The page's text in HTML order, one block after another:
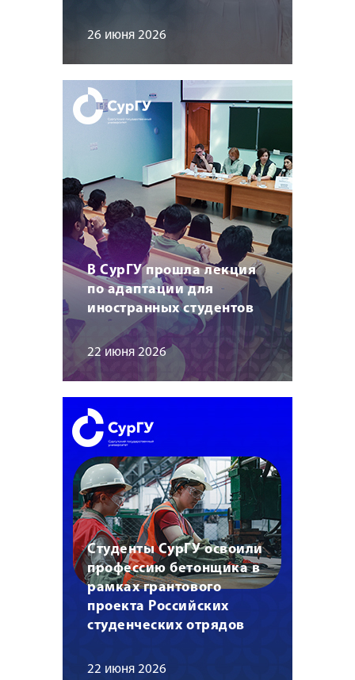
26 июня 2026
В СурГУ прошла лекция
по адаптации для
иностранных студентов
22 июня 2026
Студенты СурГУ освоили
профессию бетонщика в
рамках грантового
проекта Российских
студенческих отрядов
22 июня 2026